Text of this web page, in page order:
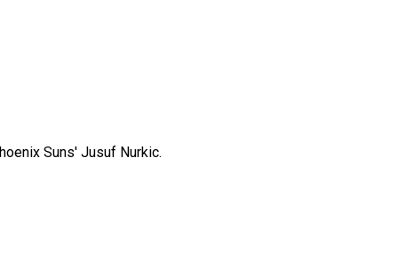
Cup
Suns' Jusuf Nurkic.